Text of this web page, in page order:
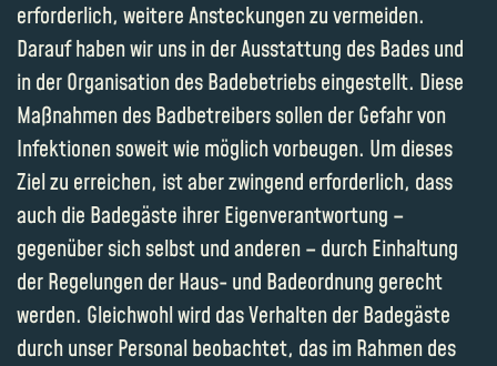
erforderlich, weitere Ansteckungen zu vermeiden.
Darauf haben wir uns in der Ausstattung des Bades und
in der Organisation des Badebetriebs eingestellt. Diese
Maßnahmen des Badbetreibers sollen der Gefahr von
Infektionen soweit wie möglich vorbeugen. Um dieses
Ziel zu erreichen, ist aber zwingend erforderlich, dass
auch die Badegäste ihrer Eigenverantwortung –
gegenüber sich selbst und anderen – durch Einhaltung
der Regelungen der Haus- und Badeordnung gerecht
werden. Gleichwohl wird das Verhalten der Badegäste
durch unser Personal beobachtet, das im Rahmen des